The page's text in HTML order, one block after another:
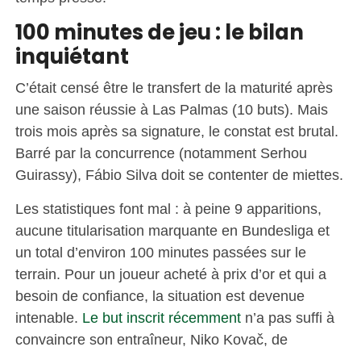
100 minutes de jeu : le bilan
inquiétant
C’était censé être le transfert de la maturité après
une saison réussie à Las Palmas (10 buts). Mais
trois mois après sa signature, le constat est brutal.
Barré par la concurrence (notamment Serhou
Guirassy), Fábio Silva doit se contenter de miettes.
Les statistiques font mal : à peine 9 apparitions,
aucune titularisation marquante en Bundesliga et
un total d’environ 100 minutes passées sur le
terrain. Pour un joueur acheté à prix d’or et qui a
besoin de confiance, la situation est devenue
intenable. Le but inscrit récemment n’a pas suffi à
convaincre son entraîneur, Niko Kovač, de